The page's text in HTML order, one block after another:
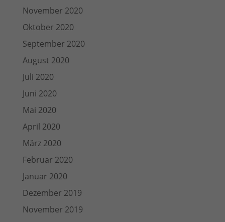
November 2020
Oktober 2020
September 2020
August 2020
Juli 2020
Juni 2020
Mai 2020
April 2020
März 2020
Februar 2020
Januar 2020
Dezember 2019
November 2019